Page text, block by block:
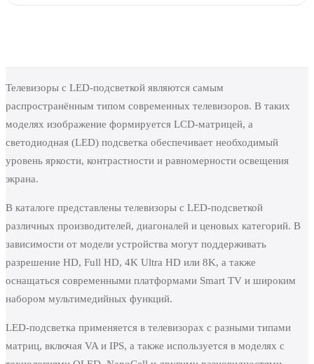
Телевизоры с LED-подсветкой являются самым
распространённым типом современных телевизоров. В таких
моделях изображение формируется LCD-матрицей, а
светодиодная (LED) подсветка обеспечивает необходимый
уровень яркости, контрастности и равномерности освещения
экрана.
В каталоге представлены телевизоры с LED-подсветкой
различных производителей, диагоналей и ценовых категорий. В
зависимости от модели устройства могут поддерживать
разрешение HD, Full HD, 4K Ultra HD или 8K, а также
оснащаться современными платформами Smart TV и широким
набором мультимедийных функций.
LED-подсветка применяется в телевизорах с разными типами
матриц, включая VA и IPS, а также используется в моделях с